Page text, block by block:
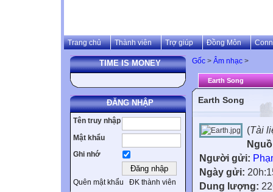
Trang chủ Thành viên Trợ giúp Đồng Môn
TIME IS MONEY
ĐĂNG NHẬP
Tên truy nhập
Mật khẩu
Ghi nhớ
Quên mật khẩu ĐK thành viên
Gốc > Âm nhạc >
Earth Song
Earth Song
(Tài
Người gửi:
Ngày gửi:
Dung lượng: